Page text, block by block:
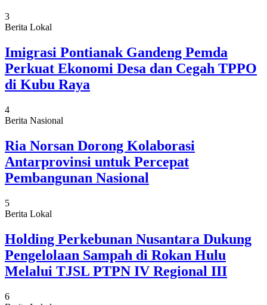
3
Berita Lokal
Imigrasi Pontianak Gandeng Pemda
Perkuat Ekonomi Desa dan Cegah TPPO
di Kubu Raya
4
Berita Nasional
Ria Norsan Dorong Kolaborasi
Antarprovinsi untuk Percepat
Pembangunan Nasional
5
Berita Lokal
Holding Perkebunan Nusantara Dukung
Pengelolaan Sampah di Rokan Hulu
Melalui TJSL PTPN IV Regional III
6